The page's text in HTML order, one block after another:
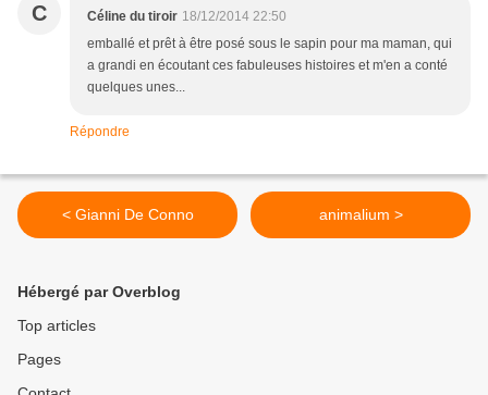
C Céline du tiroir 18/12/2014 22:50
emballé et prêt à être posé sous le sapin pour ma maman, qui
a grandi en écoutant ces fabuleuses histoires et m'en a conté
quelques unes...
Répondre
< Gianni De Conno animalium >
Hébergé par Overblog
Top articles
Pages